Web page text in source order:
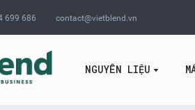
699 686 contact@vietblend.vn
NGUYÊN LIỆU